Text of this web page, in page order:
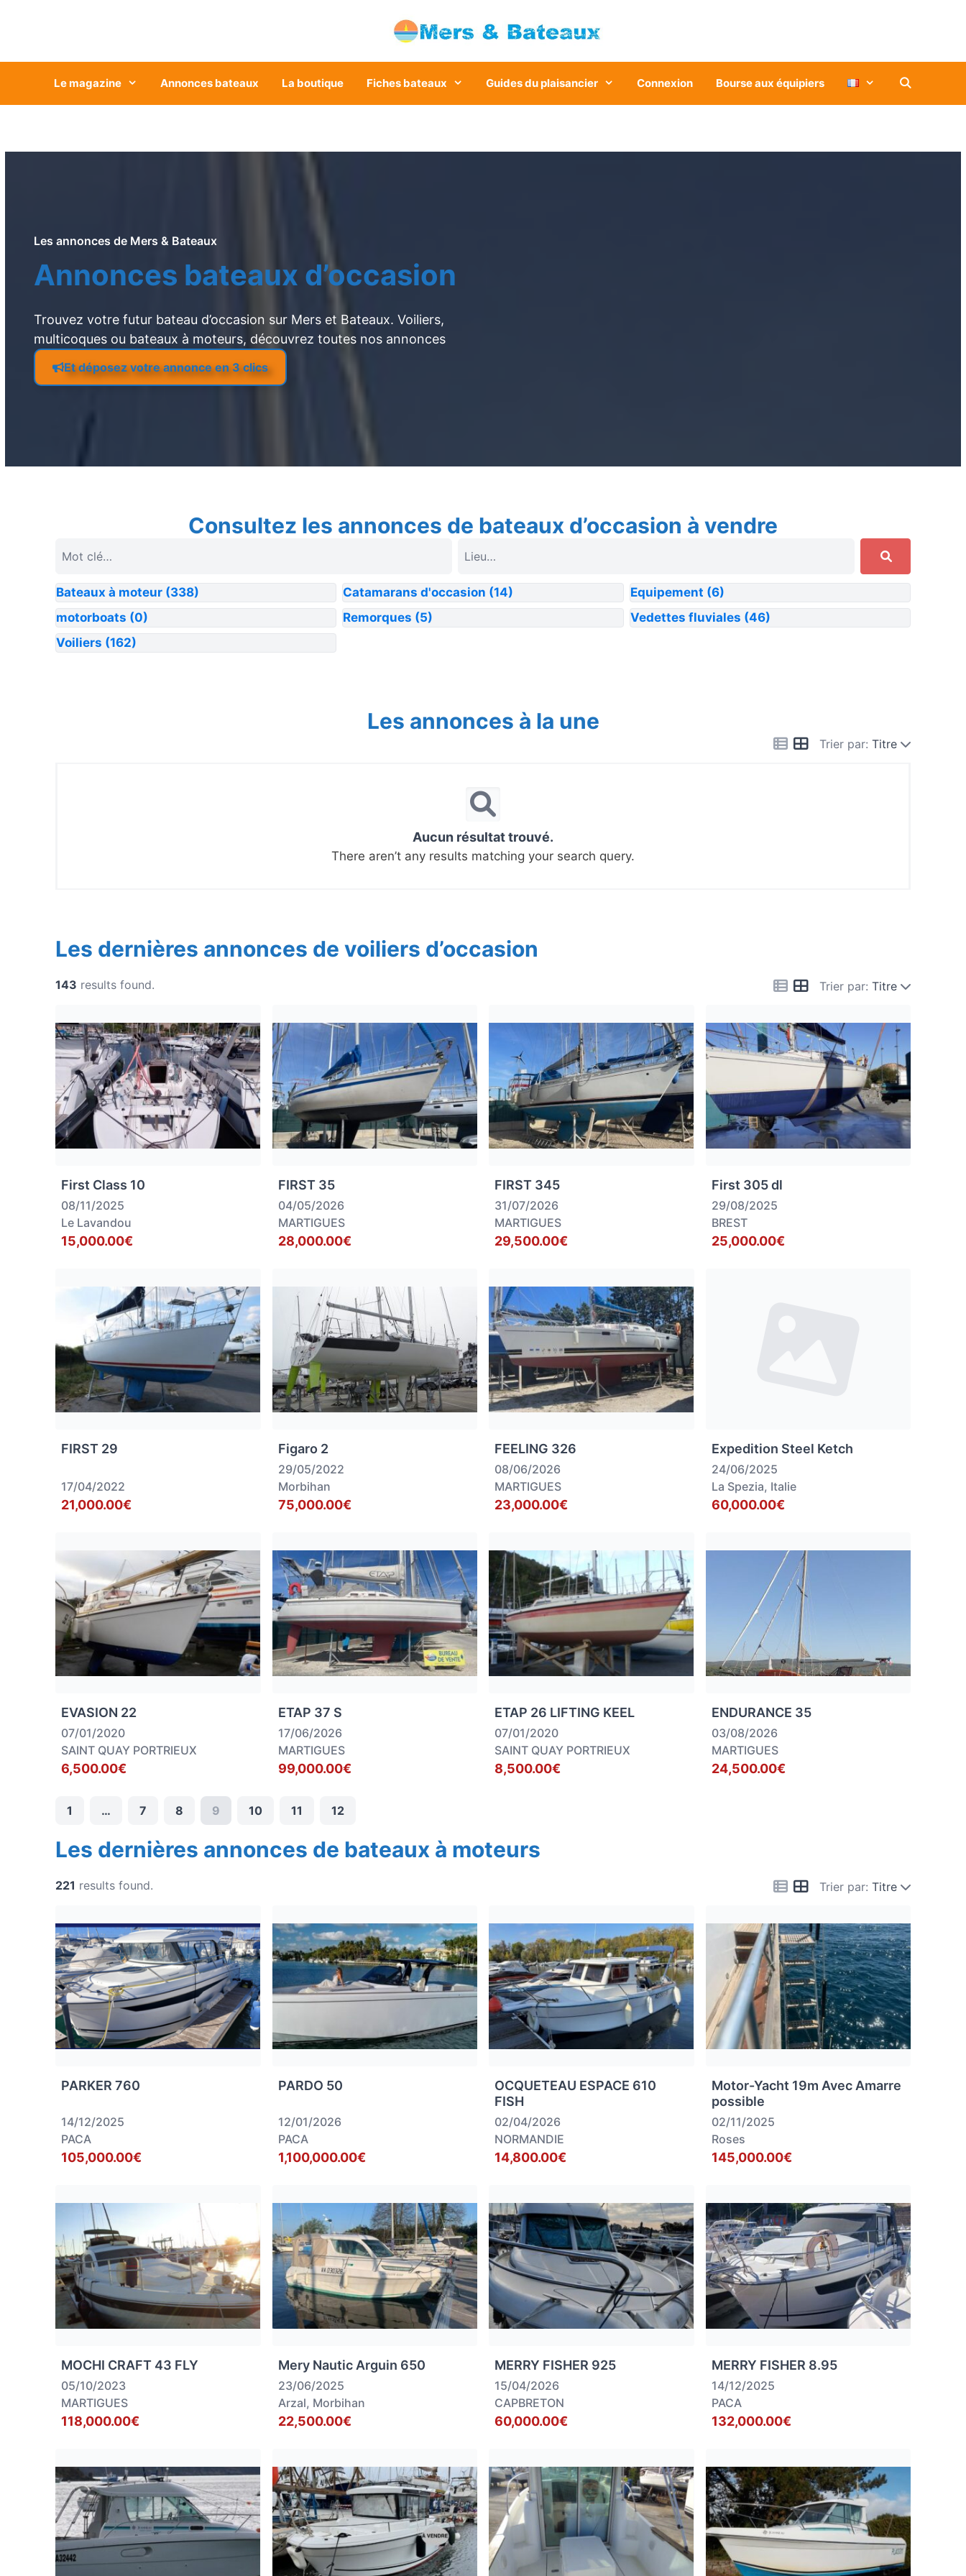
Le magazine Annonces bateaux La boutique Fiches bateaux Guides du plaisancier Connexion Bourse aux équipiers
Les annonces de Mers & Bateaux
Annonces bateaux d’occasion
Trouvez votre futur bateau d’occasion sur Mers et Bateaux. Voiliers,
multicoques ou bateaux à moteurs, découvrez toutes nos annonces
Et déposez votre annonce en 3 clics
Consultez les annonces de bateaux d’occasion à vendre
Bateaux à moteur (338) Catamarans d'occasion (14) Equipement (6)
motorboats (0) Remorques (5) Vedettes fluviales (46)
Voiliers (162)
Les annonces à la une
Trier par: Titre
Aucun résultat trouvé.
There aren’t any results matching your search query.
Les dernières annonces de voiliers d’occasion
Trier par: Titre
143 results found.
First Class 10
08/11/2025
Le Lavandou
15,000.00€
FIRST 35
04/05/2026
MARTIGUES
28,000.00€
FIRST 345
31/07/2026
MARTIGUES
29,500.00€
First 305 dl
29/08/2025
BREST
25,000.00€
FIRST 29
17/04/2022
21,000.00€
Figaro 2
29/05/2022
Morbihan
75,000.00€
FEELING 326
08/06/2026
MARTIGUES
23,000.00€
Expedition Steel Ketch
24/06/2025
La Spezia, Italie
60,000.00€
EVASION 22
07/01/2020
SAINT QUAY PORTRIEUX
6,500.00€
ETAP 37 S
17/06/2026
MARTIGUES
99,000.00€
ETAP 26 LIFTING KEEL
07/01/2020
SAINT QUAY PORTRIEUX
8,500.00€
ENDURANCE 35
03/08/2026
MARTIGUES
24,500.00€
1 … 7 8 9 10 11 12
Les dernières annonces de bateaux à moteurs
Trier par: Titre
221 results found.
PARKER 760
14/12/2025
PACA
105,000.00€
PARDO 50
12/01/2026
PACA
1,100,000.00€
OCQUETEAU ESPACE 610
FISH
02/04/2026
NORMANDIE
14,800.00€
Motor-Yacht 19m Avec Amarre
possible
02/11/2025
Roses
145,000.00€
MOCHI CRAFT 43 FLY
05/10/2023
MARTIGUES
118,000.00€
Mery Nautic Arguin 650
23/06/2025
Arzal, Morbihan
22,500.00€
MERRY FISHER 925
15/04/2026
CAPBRETON
60,000.00€
MERRY FISHER 8.95
14/12/2025
PACA
132,000.00€